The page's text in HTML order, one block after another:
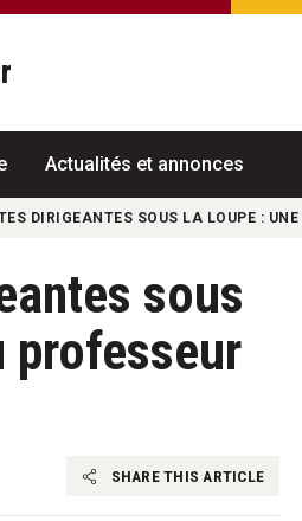
Actualités et annonces
DIRIGEANTES SOUS LA LOUPE :
sous
professeur
SHARE THIS ARTICLE